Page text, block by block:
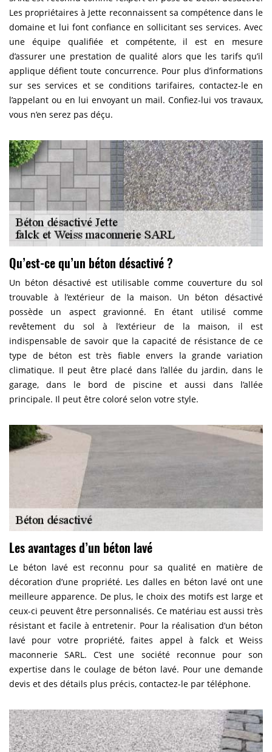
Les propriétaires à Jette reconnaissent sa compétence dans le
domaine et lui font confiance en sollicitant ses services. Avec
une équipe qualifiée et compétente, il est en mesure
d’assurer une prestation de qualité alors que les tarifs qu’il
applique défient toute concurrence. Pour plus d’informations
sur ses services et se conditions tarifaires, contactez-le en
l’appelant ou en lui envoyant un mail. Confiez-lui vos travaux,
vous n’en serez pas déçu.
Qu’est-ce qu’un béton désactivé ?
Un béton désactivé est utilisable comme couverture du sol
trouvable à l’extérieur de la maison. Un béton désactivé
possède un aspect gravionné. En étant utilisé comme
revêtement du sol à l’extérieur de la maison, il est
indispensable de savoir que la capacité de résistance de ce
type de béton est très fiable envers la grande variation
climatique. Il peut être placé dans l’allée du jardin, dans le
garage, dans le bord de piscine et aussi dans l’allée
principale. Il peut être coloré selon votre style.
Les avantages d’un béton lavé
Le béton lavé est reconnu pour sa qualité en matière de
décoration d’une propriété. Les dalles en béton lavé ont une
meilleure apparence. De plus, le choix des motifs est large et
ceux-ci peuvent être personnalisés. Ce matériau est aussi très
résistant et facile à entretenir. Pour la réalisation d’un béton
lavé pour votre propriété, faites appel à falck et Weiss
maconnerie SARL. C’est une société reconnue pour son
expertise dans le coulage de béton lavé. Pour une demande
devis et des détails plus précis, contactez-le par téléphone.